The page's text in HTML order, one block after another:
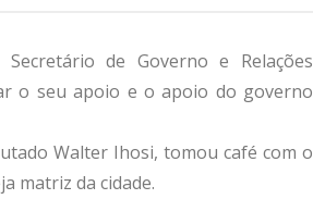
de Governo e Relações
o seu apoio e o apoio do governo
Walter Ihosi, tomou café com o
matriz da cidade.